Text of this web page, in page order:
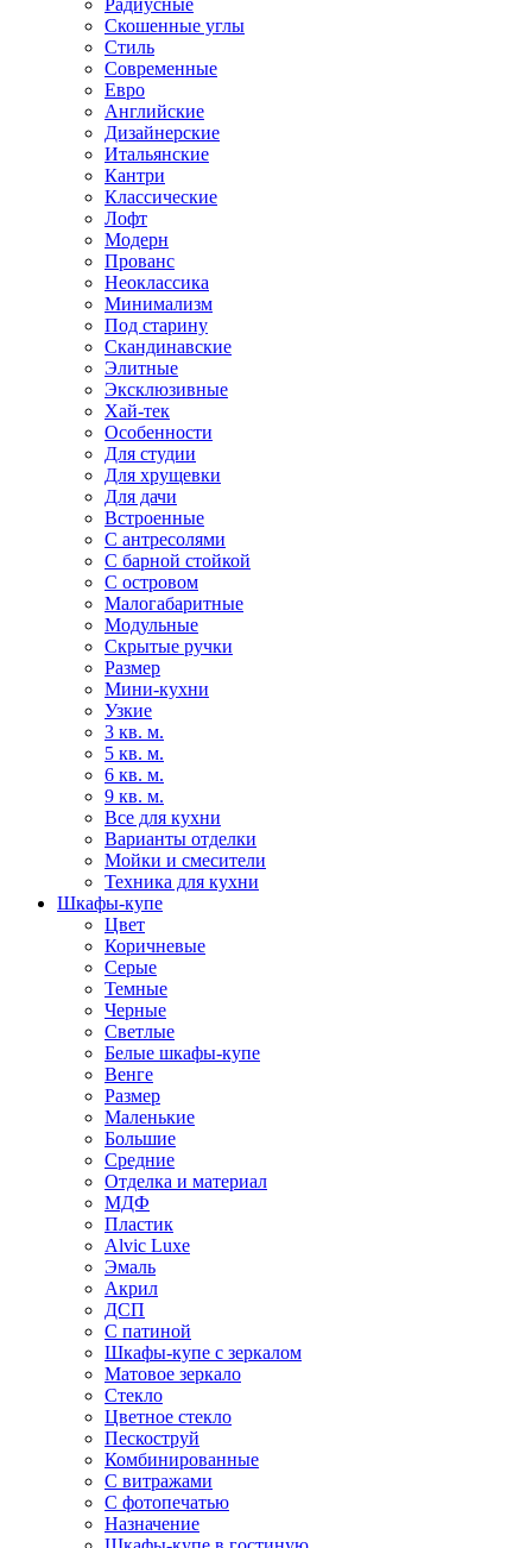
Радиусные
Скошенные углы
Стиль
Современные
Евро
Английские
Дизайнерские
Итальянские
Кантри
Классические
Лофт
Модерн
Прованс
Неоклассика
Минимализм
Под старину
Скандинавские
Элитные
Эксклюзивные
Хай-тек
Особенности
Для студии
Для хрущевки
Для дачи
Встроенные
С антресолями
С барной стойкой
С островом
Малогабаритные
Модульные
Скрытые ручки
Размер
Мини-кухни
Узкие
3 кв. м.
5 кв. м.
6 кв. м.
9 кв. м.
Все для кухни
Варианты отделки
Мойки и смесители
Техника для кухни
Шкафы-купе
Цвет
Коричневые
Серые
Темные
Черные
Светлые
Белые шкафы-купе
Венге
Размер
Маленькие
Большие
Средние
Отделка и материал
МДФ
Пластик
Alvic Luxe
Эмаль
Акрил
ДСП
С патиной
Шкафы-купе с зеркалом
Матовое зеркало
Стекло
Цветное стекло
Пескоструй
Комбинированные
С витражами
С фотопечатью
Назначение